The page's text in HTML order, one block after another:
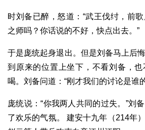
时刘备已醉，怒道：“武王伐纣，前
之师吗？你话说的不好，快点出去。”
于是庞统起身退出。但是刘备马上后
到原来的位置上坐下，不看刘备，
喝。刘备问道：“刚才我们的讨论是谁
庞统说：“你我两人共同的过失。”刘
了欢乐的气氛。 建安十九年（214年